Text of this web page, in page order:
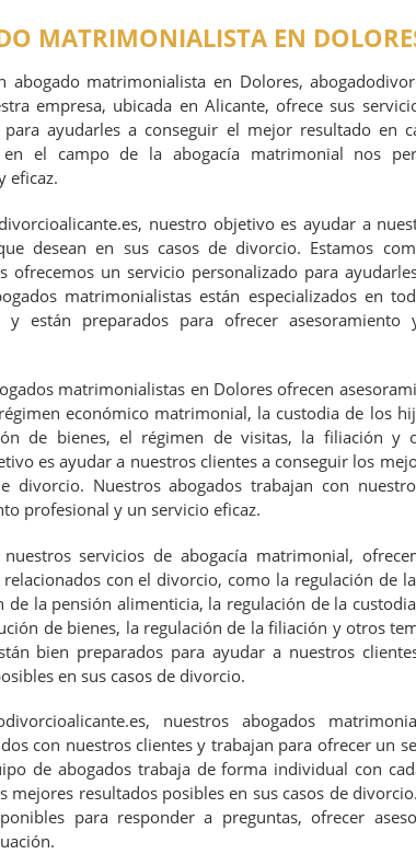
MATRIMONIALISTA EN
abogado matrimonialista en Dolores,
empresa, ubicada en Alicante, ofrece sus
para ayudarles a conseguir el mejor resultado en
en el campo de la abogacía matrimonial nos
eficaz.
nuestro objetivo es ayudar a
desean en sus casos de divorcio. Estamos
ofrecemos un servicio personalizado para
matrimonialistas están especializados en
y están preparados para ofrecer asesoramiento
matrimonialistas en Dolores ofrecen
económico matrimonial, la custodia de los
de bienes, el régimen de visitas, la filiación y
es ayudar a nuestros clientes a conseguir los
divorcio. Nuestros abogados trabajan con
profesional y un servicio eficaz.
servicios de abogacía matrimonial,
con el divorcio, como la regulación de
de la pensión alimenticia, la regulación de la
de bienes, la regulación de la filiación y otros
bien preparados para ayudar a nuestros
en sus casos de divorcio.
nuestros abogados
con nuestros clientes y trabajan para ofrecer un
de abogados trabaja de forma individual con
mejores resultados posibles en sus casos de
para responder a preguntas, ofrecer